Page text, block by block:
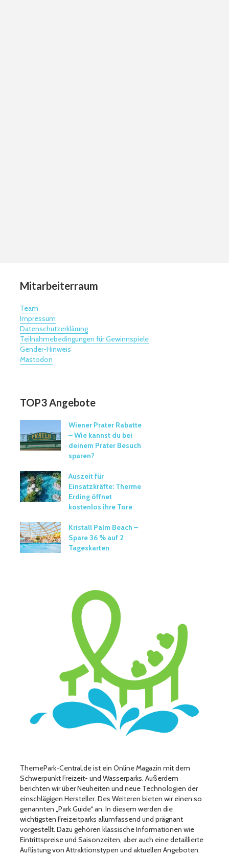
Mitarbeiterraum
Team
Impressum
Datenschutzerklärung
Teilnahmebedingungen für Gewinnspiele
Gender-Hinweis
Mastodon
TOP3 Angebote
Wiener Prater Rabatte
– Wie kannst du bei
deinem Prater Besuch
sparen?
Auszeit für
Einsatzkräfte: Therme
Erding öffnet
kostenlos ihre Tore
Kristall Palm Beach –
Spare 36 % auf 2
Tageskarten
ThemePark-Central.de ist ein Online Magazin mit dem
Schwerpunkt Freizeit- und Wasserparks. Außerdem
berichten wir über Neuheiten und neue Technologien der
einschlägigen Hersteller. Des Weiteren bieten wir einen so
genannten „Park Guide“ an. In diesem werden die
wichtigsten Freizeitparks allumfassend und prägnant
vorgestellt. Dazu gehören klassische Informationen wie
Eintrittspreise und Saisonzeiten, aber auch eine detaillierte
Auflistung von Attraktionstypen und aktuellen Angeboten.